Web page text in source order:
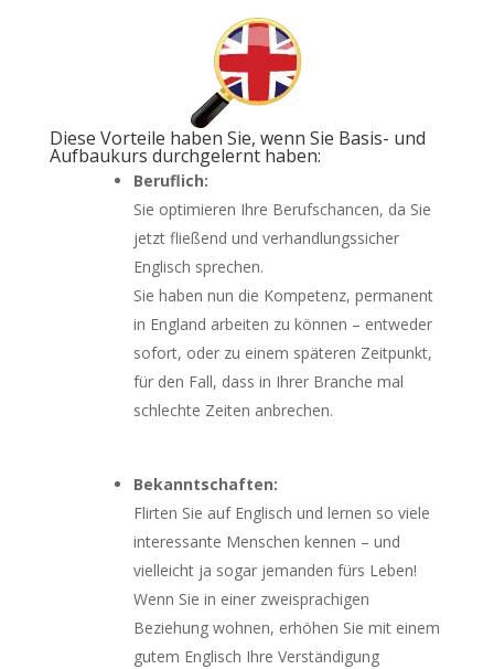
Diese Vorteile haben Sie, wenn Sie Basis- und
Aufbaukurs durchgelernt haben:
Beruflich:
Sie optimieren Ihre Berufschancen, da Sie
jetzt fließend und verhandlungssicher
Englisch sprechen.
Sie haben nun die Kompetenz, permanent
in England arbeiten zu können – entweder
sofort, oder zu einem späteren Zeitpunkt,
für den Fall, dass in Ihrer Branche mal
schlechte Zeiten anbrechen.
Bekanntschaften:
Flirten Sie auf Englisch und lernen so viele
interessante Menschen kennen – und
vielleicht ja sogar jemanden fürs Leben!
Wenn Sie in einer zweisprachigen
Beziehung wohnen, erhöhen Sie mit einem
gutem Englisch Ihre Verständigung